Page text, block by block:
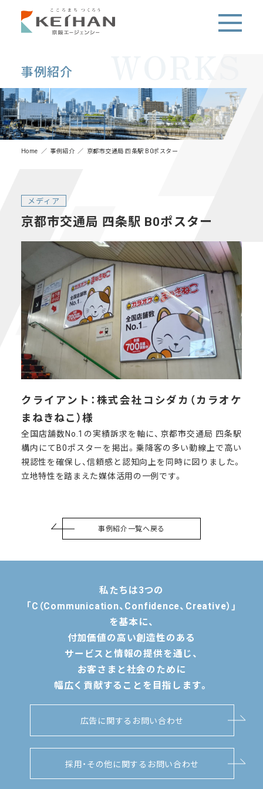
事例紹介
Home 事例紹介 京都市交通局 四条駅 B0ポスター
メディア
京都市交通局 四条駅 B0ポスター
クライアント：株式会社コシダカ（カラオケ
まねきねこ）様
全国店舗数No.1の実績訴求を軸に、京都市交通局 四条駅
構内にてB0ポスターを掲出。乗降客の多い動線上で高い
視認性を確保し、信頼感と認知向上を同時に図りました。
立地特性を踏まえた媒体活用の一例です。
事例紹介一覧へ戻る
私たちは3つの
「C（Communication、Confidence、Creative）」
を基本に、
付加価値の高い創造性のある
サービスと情報の提供を通じ、
お客さまと社会のために
幅広く貢献することを目指します。
広告に関するお問い合わせ
採用・その他に関するお問い合わせ